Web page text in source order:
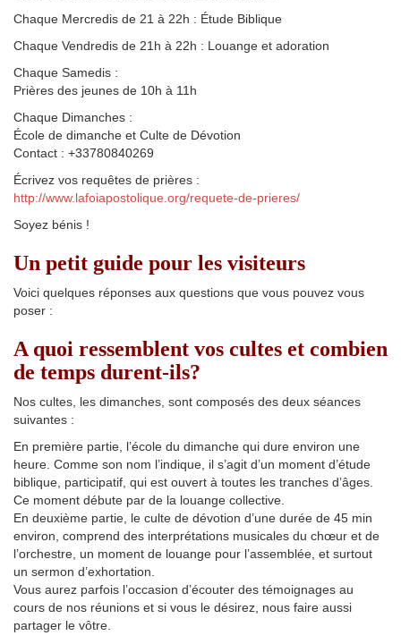
Chaque Mercredis de 21 à 22h : Étude Biblique
Chaque Vendredis de 21h à 22h : Louange et adoration
Chaque Samedis :
Prières des jeunes de 10h à 11h
Chaque Dimanches :
École de dimanche et Culte de Dévotion
Contact : +33780840269
Écrivez vos requêtes de prières :
http://www.lafoiapostolique.org/requete-de-prieres/
Soyez bénis !
Un petit guide pour les visiteurs
Voici quelques réponses aux questions que vous pouvez vous
poser :
A quoi ressemblent vos cultes et combien
de temps durent-ils?
Nos cultes, les dimanches, sont composés des deux séances
suivantes :
En première partie, l’école du dimanche qui dure environ une
heure. Comme son nom l’indique, il s’agit d’un moment d’étude
biblique, participatif, qui est ouvert à toutes les tranches d’âges.
Ce moment débute par de la louange collective.
En deuxième partie, le culte de dévotion d’une durée de 45 min
environ, comprend des interprétations musicales du chœur et de
l’orchestre, un moment de louange pour l’assemblée, et surtout
un sermon d’exhortation.
Vous aurez parfois l’occasion d’écouter des témoignages au
cours de nos réunions et si vous le désirez, nous faire aussi
partager le vôtre.